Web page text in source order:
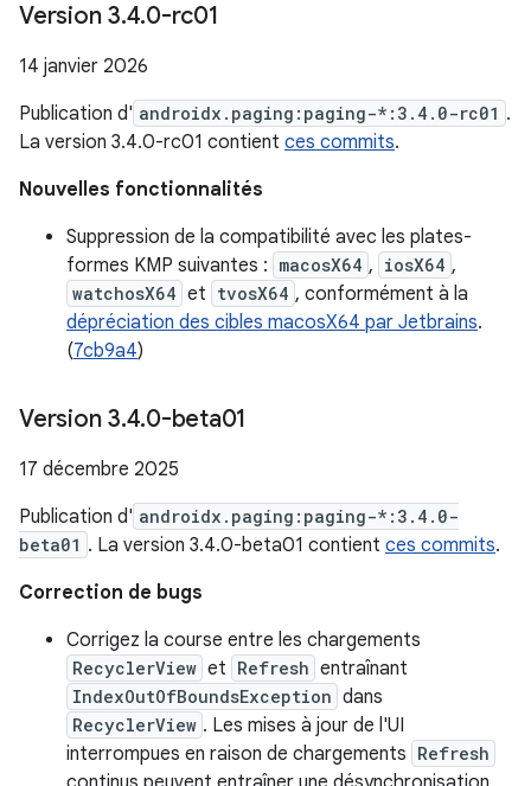
Version 3.4.0-rc01
14 janvier 2026
Publication d' androidx.paging:paging-*:3.4.0-rc01 .
La version 3.4.0-rc01 contient ces commits.
Nouvelles fonctionnalités
Suppression de la compatibilité avec les plates-
formes KMP suivantes : macosX64 , iosX64 ,
watchosX64 et tvosX64 , conformément à la
dépréciation des cibles macosX64 par Jetbrains.
(7cb9a4)
Version 3.4.0-beta01
17 décembre 2025
Publication d' androidx.paging:paging-*:3.4.0-
beta01 . La version 3.4.0-beta01 contient ces commits.
Correction de bugs
Corrigez la course entre les chargements
RecyclerView et Refresh entraînant
IndexOutOfBoundsException dans
RecyclerView . Les mises à jour de l'UI
interrompues en raison de chargements Refresh